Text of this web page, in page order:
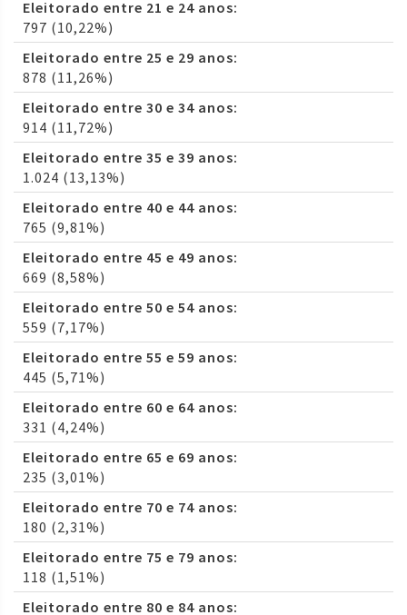
Eleitorado entre 21 e 24 anos:
797 (10,22%)
Eleitorado entre 25 e 29 anos:
878 (11,26%)
Eleitorado entre 30 e 34 anos:
914 (11,72%)
Eleitorado entre 35 e 39 anos:
1.024 (13,13%)
Eleitorado entre 40 e 44 anos:
765 (9,81%)
Eleitorado entre 45 e 49 anos:
669 (8,58%)
Eleitorado entre 50 e 54 anos:
559 (7,17%)
Eleitorado entre 55 e 59 anos:
445 (5,71%)
Eleitorado entre 60 e 64 anos:
331 (4,24%)
Eleitorado entre 65 e 69 anos:
235 (3,01%)
Eleitorado entre 70 e 74 anos:
180 (2,31%)
Eleitorado entre 75 e 79 anos:
118 (1,51%)
Eleitorado entre 80 e 84 anos: